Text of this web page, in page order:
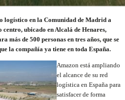
logístico en la Comunidad de Madrid a
ubicado en Alcalá de Henares,
más de 500 personas en tres años, que se
la compañía ya tiene en toda España.
Amazon está ampliando
el alcance de su red
logística en España para
satisfacer de forma